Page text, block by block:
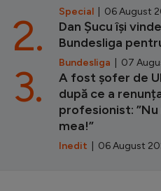
Special | 06 August
Dan Șucu își
Bundesliga
Bundesliga | 07
2.
A fost șofer de
după ce a
profesionist:
mea!”
Inedit | 06 August
3.